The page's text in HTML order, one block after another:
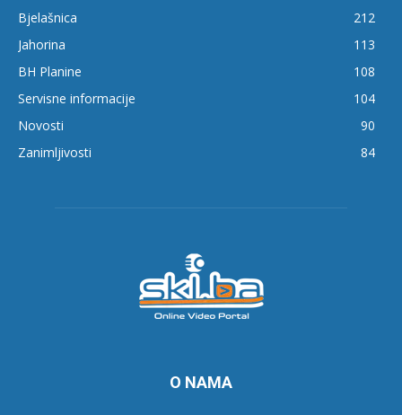
Bjelašnica
212
Jahorina
113
BH Planine
108
Servisne informacije
104
Novosti
90
Zanimljivosti
84
O NAMA